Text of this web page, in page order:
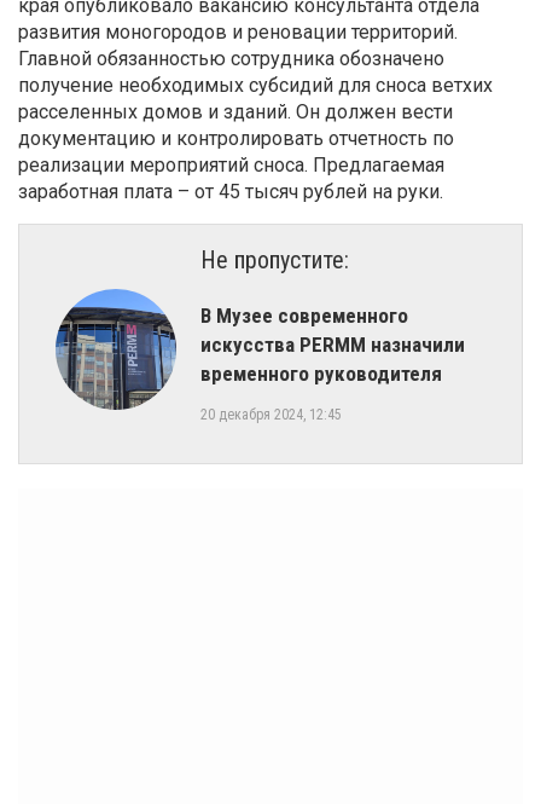
края опубликовало вакансию консультанта отдела
развития моногородов и реновации территорий.
Главной обязанностью сотрудника обозначено
получение необходимых субсидий для сноса ветхих
расселенных домов и зданий. Он должен вести
документацию и контролировать отчетность по
реализации мероприятий сноса. Предлагаемая
заработная плата – от 45 тысяч рублей на руки.
Не пропустите:
​В Музее современного
искусства PERMM назначили
временного руководителя
20 декабря 2024, 12:45